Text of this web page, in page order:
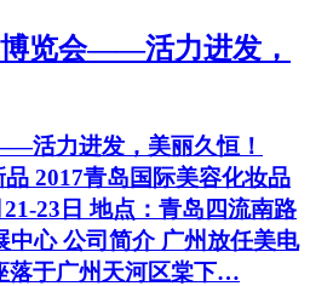
览会——活力进发，
活力进发，美丽久恒！
2017青岛国际美容化妆品
23日 地点：青岛四流南路
中心 公司简介 广州放任美电
落于广州天河区棠下…